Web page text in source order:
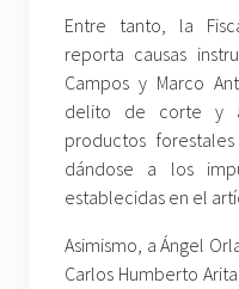
Entre tanto, la
reporta causas
Campos y Marco
delito de corte y
productos
dándose a los
establecidas en el
Asimismo, a Ángel
Carlos Humberto